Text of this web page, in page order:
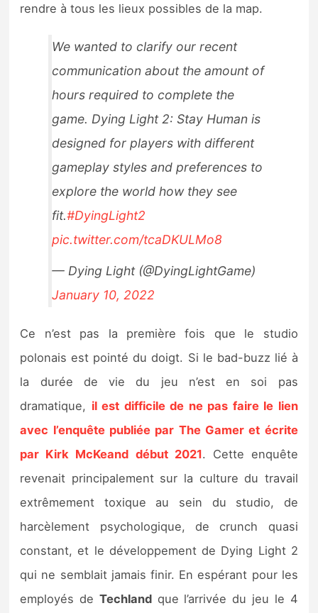
rendre à tous les lieux possibles de la map.
We wanted to clarify our recent
communication about the amount of
hours required to complete the
game. Dying Light 2: Stay Human is
designed for players with different
gameplay styles and preferences to
explore the world how they see
fit.#DyingLight2
pic.twitter.com/tcaDKULMo8
— Dying Light (@DyingLightGame)
January 10, 2022
Ce n’est pas la première fois que le studio
polonais est pointé du doigt. Si le bad-buzz lié à
la durée de vie du jeu n’est en soi pas
dramatique, il est difficile de ne pas faire le lien
avec l’enquête publiée par The Gamer et écrite
par Kirk McKeand début 2021. Cette enquête
revenait principalement sur la culture du travail
extrêmement toxique au sein du studio, de
harcèlement psychologique, de crunch quasi
constant, et le développement de Dying Light 2
qui ne semblait jamais finir. En espérant pour les
employés de Techlandque l’arrivée du jeu le 4